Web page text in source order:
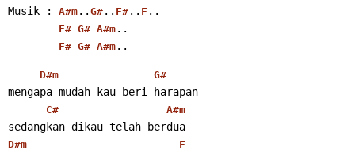
Musik : A#m .. G# .. F# .. F ..
F# G# A#m ..
F# G# A#m ..
D#m G#
mengapa mudah kau beri harapan
C# A#m
sedangkan dikau telah berdua
D#m F